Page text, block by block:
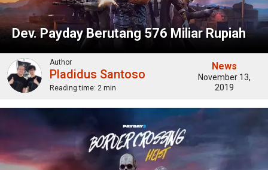
Dev. Payday Berutang 576 Miliar Rupiah
Author
Pladidus Santoso
Reading time: 2 min
News
November 13,
2019